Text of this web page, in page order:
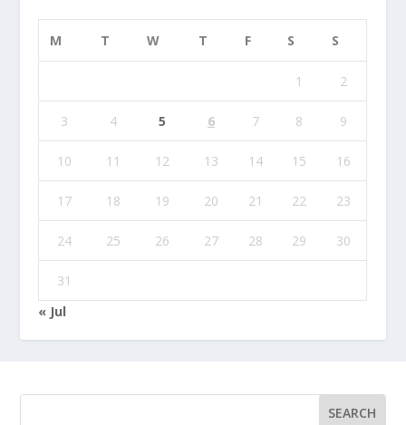
M T W T F S S
1 2
3 4 5 6 7 8 9
10 11 12 13 14 15 16
17 18 19 20 21 22 23
24 25 26 27 28 29 30
31
« Jul